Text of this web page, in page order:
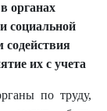
органах
социальной
содействия
их с учета
по труду,